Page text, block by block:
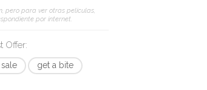
pero para ver otras películas,
por internet.
Offer:
get a bite